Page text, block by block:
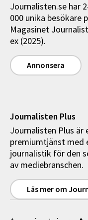
Journalisten.se har
000 unika besökare
Magasinet
ex (2025).
Annonsera
Journalisten Plus
Journalisten Plus är
premiumtjänst med
journalistik för den
av mediebranschen.
Läs mer om